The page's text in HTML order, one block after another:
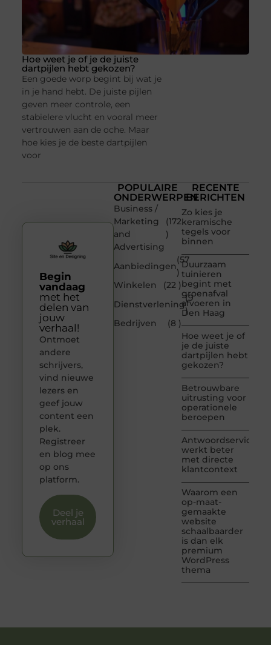
Hoe weet je of je de juiste
dartpijlen hebt gekozen?
Een goede worp begint bij wat je
in je hand hebt. De juiste pijlen
geven meer controle, een
stabielere vlucht en vooral meer
vertrouwen aan de oche. Maar
hoe kies je de beste dartpijlen
voor
POPULAIRE
ONDERWERPEN
Business /
Marketing
and
Advertising
(172
)
Aanbiedingen
(57
)
Winkelen
(22 )
Dienstverlening
(9
)
Bedrijven
(8 )
RECENTE
BERICHTEN
Zo kies je
keramische
tegels voor
binnen
Duurzaam
tuinieren
begint met
groenafval
afvoeren in
Den Haag
Hoe weet je of
je de juiste
dartpijlen hebt
gekozen?
Betrouwbare
uitrusting voor
operationele
beroepen
Antwoordservice
werkt beter
met directe
klantcontext
Waarom een
op-maat-
gemaakte
website
schaalbaarder
is dan elk
premium
WordPress
thema
Begin
vandaag
met het
delen van
jouw
verhaal!
Ontmoet
andere
schrijvers,
vind nieuwe
lezers en
geef jouw
content een
plek.
Registreer
en blog mee
op ons
platform.
Deel je
verhaal